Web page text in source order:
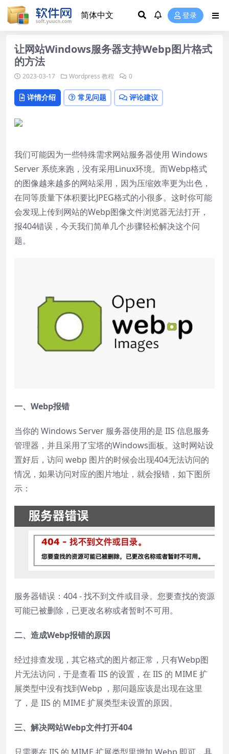
登录
让网站Windows服务器支持Webp图片格式
的方法
2023-03-17 Wordpress 教程 0
详情介绍 常见问题 评论建议
我们可能因为一些特殊需求网站服务器使用 Windows
Server 系统来跑，没有采用Linux环境。而Webp格式
的图像越来越多的网站采用，因为压缩效率更为出色，
在同等质量下体积要比JPEG格式的小很多。这时你可能
会发现上传到网站的Webp图像文件浏览器无法打开，
报404错误，今天我们简单几个步骤轻松解决这个问
题。
一、Webp报错
当你的 Windows Server 服务器使用的是 IIS 信息服务
管理器，并且采用了宝塔的Windows面板。这时网站设
置好后，访问 webp 图片的时候会出现404无法访问的
情况，如果访问对应的图片地址，就会报错，如下图所
示：
服务器错误：404 - 找不到文件或目录。您要查找的资源
可能已被删除，已更改名称或者暂时不可用。
二、造成Webp报错的原因
经过排查发现，其它格式的图片都正常，只有Webp图
片无法访问，于是查看 IIS 的设置，在 IIS 的 MIME 扩
展类型中没有找到Webp ，那问题应该是出现在这里
了，是 IIS 的 MIME 扩展类型未设置的原因。
三、解决网站Webp文件打开404